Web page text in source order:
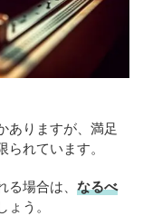
ありますが、満足
れています。
場合は、 なるべ
ょう。